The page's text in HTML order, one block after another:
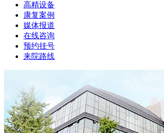
高精设备
康复案例
媒体报道
在线咨询
预约挂号
来院路线